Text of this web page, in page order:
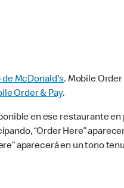
de McDonald's. Mobile Order
Order & Pay.
en ese restaurante en
“Order Here”
aparecerá en un tono